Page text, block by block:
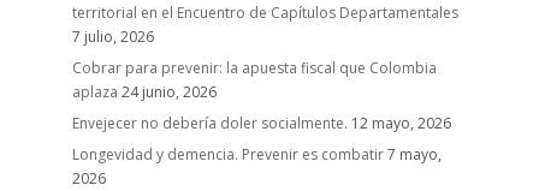
territorial en el Encuentro de Capítulos Departamentales
7 julio, 2026
Cobrar para prevenir: la apuesta fiscal que Colombia
aplaza 24 junio, 2026
Envejecer no debería doler socialmente. 12 mayo, 2026
Longevidad y demencia. Prevenir es combatir7 mayo,
2026